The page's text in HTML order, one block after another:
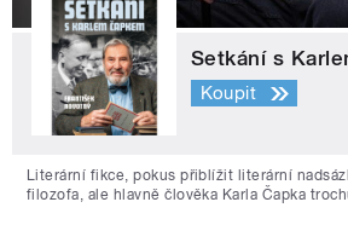
Setkání s
Koupit
Literární fikce, pokus přiblížit literární
filozofa, ale hlavně člověka Karla Čapka